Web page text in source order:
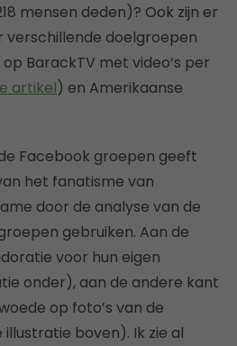
mensen deden)? Ook zijn er
verschillende doelgroepen
BarackTV met video’s per
artikel) en Amerikaanse
Facebook groepen geeft
het fanatisme van
door de analyse van de
gebruiken. Aan de
voor hun eigen
onder), aan de andere kant
op foto’s van de
boven). Ik zie al